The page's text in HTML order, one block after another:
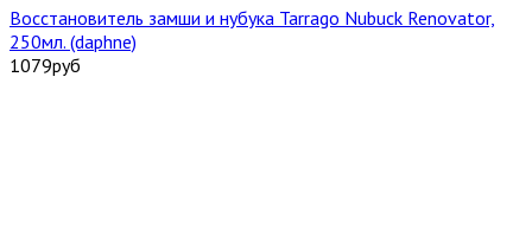
Восстановитель замши и нубука Tarrago Nubuck Renovator,
250мл. (daphne)
1079руб